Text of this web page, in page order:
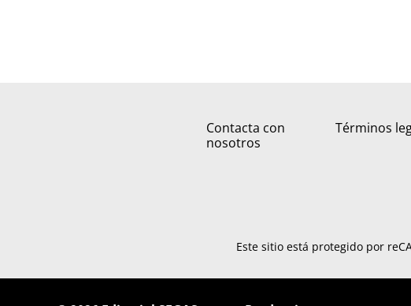
Contacta con
nosotros
Términos
Este sitio está protegido por